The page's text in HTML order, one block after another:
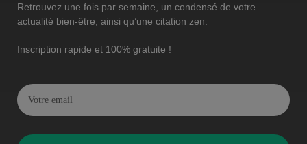
Retrouvez une fois par semaine, un condensé de votre
actualité bien-être, ainsi qu’une citation zen.
Inscription rapide et 100% gratuite !